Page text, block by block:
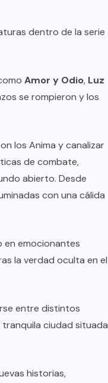
dentro de la serie
Amor y Odio, Luz
se rompieron y los
los Anima y canalizar
de combate,
abierto. Desde
con una cálida
en emocionantes
la verdad oculta en el
entre distintos
tranquila ciudad situada
historias,